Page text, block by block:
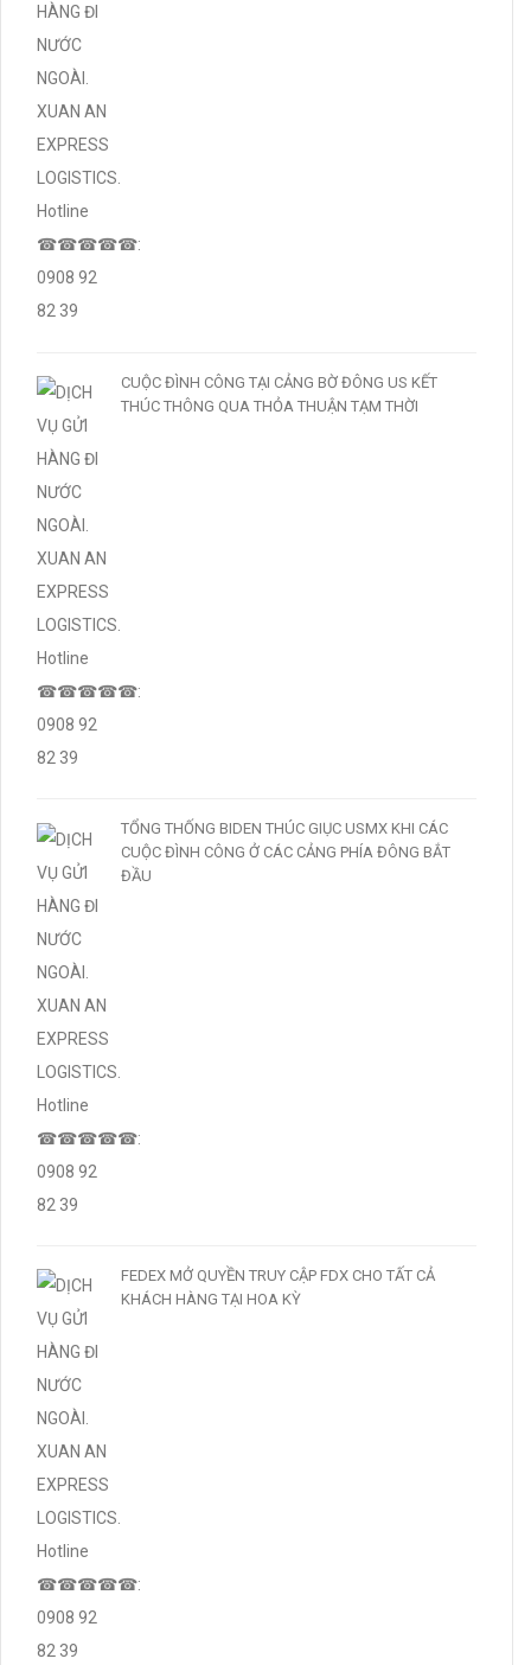
CUỘC ĐÌNH CÔNG TẠI CẢNG BỜ ĐÔNG US KẾT
THÚC THÔNG QUA THỎA THUẬN TẠM THỜI
TỔNG THỐNG BIDEN THÚC GIỤC USMX KHI CÁC
CUỘC ĐÌNH CÔNG Ở CÁC CẢNG PHÍA ĐÔNG BẮT
ĐẦU
FEDEX MỞ QUYỀN TRUY CẬP FDX CHO TẤT CẢ
KHÁCH HÀNG TẠI HOA KỲ